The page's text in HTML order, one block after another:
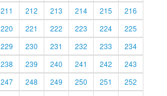
211 212 213 214 215
216
220 221 222 223 224
225
229 230 231 232 233
234
238 239 240 241 242
243
247 248 249 250 251
252